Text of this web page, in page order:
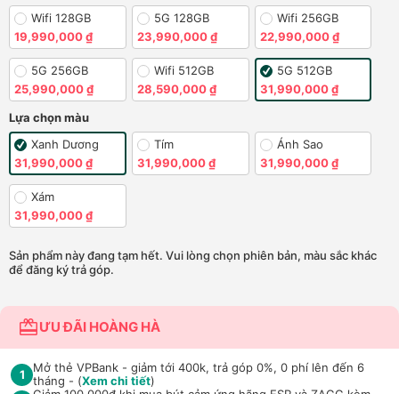
Wifi 128GB
19,990,000 ₫
5G 128GB
23,990,000 ₫
Wifi 256GB
22,990,000 ₫
5G 256GB
25,990,000 ₫
Wifi 512GB
28,590,000 ₫
5G 512GB
31,990,000 ₫
Lựa chọn màu
Xanh Dương
31,990,000 ₫
Tím
31,990,000 ₫
Ánh Sao
31,990,000 ₫
Xám
31,990,000 ₫
Sản phẩm này đang tạm hết. Vui lòng chọn phiên bản, màu sắc khác
để đăng ký trả góp.
ƯU ĐÃI HOÀNG HÀ
1
Mở thẻ VPBank - giảm tới 400k, trả góp 0%, 0 phí lên đến 6
tháng - (Xem chi tiết)